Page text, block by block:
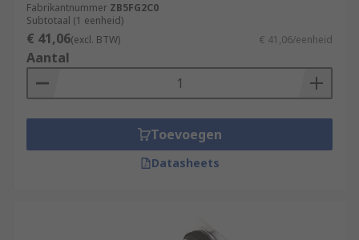
Fabrikantnummer ZB5FG2C0
Subtotaal (1 eenheid)
€ 41,06(excl. BTW) € 41,06/eenheid
Aantal
Toevoegen
Datasheets